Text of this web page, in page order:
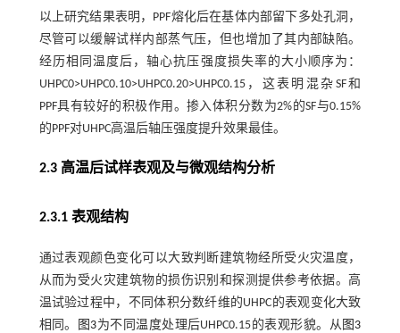
以上研究结果表明，PPF熔化后在基体内部留下多处孔洞，
尽管可以缓解试样内部蒸气压，但也增加了其内部缺陷。
经历相同温度后，轴心抗压强度损失率的大小顺序为：
UHPC0>UHPC0.10>UHPC0.20>UHPC0.15，这表明混杂SF和
PPF具有较好的积极作用。掺入体积分数为2%的SF与0.15%
的PPF对UHPC高温后轴压强度提升效果最佳。
2.3 高温后试样表观及与微观结构分析
2.3.1 表观结构
通过表观颜色变化可以大致判断建筑物经所受火灾温度，
从而为受火灾建筑物的损伤识别和探测提供参考依据。高
温试验过程中，不同体积分数纤维的UHPC的表观变化大致
相同。
图3为不同温度处理后UHPC0.15的表观形貌。从 图3